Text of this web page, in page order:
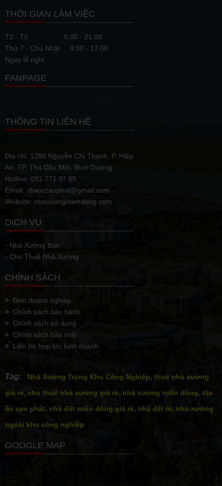
THỜI GIAN LÀM VIỆC
T2 - T6
8:00 - 21:00
Thứ 7 - Chủ Nhật
8:00 - 17:00
Ngày lễ nghỉ
FANPAGE
THÔNG TIN LIÊN HỆ
Địa chỉ: 1286 Nguyễn Chí Thanh, P. Hiệp
An, TP. Thủ Dầu Một, Bình Dương
Hotline: 091 771 97 89
Email: diaoccaophat@gmail.com
Website: nhaxuongmiendong.com
DỊCH VỤ
- Nhà Xưởng Bán
- Cho Thuê Nhà Xưởng
CHÍNH SÁCH
Đơn doanh nghiệp
Chính sách bảo hành
Chính sách sử dụng
Chính sách bảo mật
Liên hệ hợp tác kinh doanh
Tag:
Nhà Xưởng Trong Khu Công Nghiệp, thuê nhà xưởng
giá rẻ, cho thuê nhà xưởng giá rẻ, nhà xưởng miền đông, dịa
ốc cao phát, nhà đất miền đông giá rẻ, nhà đất rẻ, nhà xưởng
ngoài khu công nghiệp
GOOGLE MAP